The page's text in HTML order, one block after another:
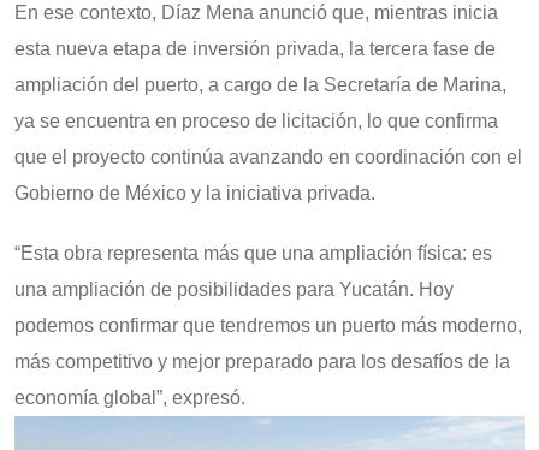
En ese contexto, Díaz Mena anunció que, mientras inicia
esta nueva etapa de inversión privada, la tercera fase de
ampliación del puerto, a cargo de la Secretaría de Marina,
ya se encuentra en proceso de licitación, lo que confirma
que el proyecto continúa avanzando en coordinación con el
Gobierno de México y la iniciativa privada.
“Esta obra representa más que una ampliación física: es
una ampliación de posibilidades para Yucatán. Hoy
podemos confirmar que tendremos un puerto más moderno,
más competitivo y mejor preparado para los desafíos de la
economía global”, expresó.